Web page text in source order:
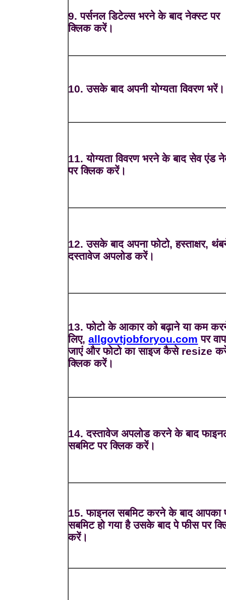
9. पर्सनल डिटेल्स भरने के बाद नेक्स्ट पर
क्लिक करें।
10. उसके बाद अपनी योग्यता विवरण भरें।
11. योग्यता विवरण भरने के बाद सेव एंड
पर क्लिक करें।
12. उसके बाद अपना फोटो, हस्ताक्षर,
दस्तावेज अपलोड करें।
13. फोटो के आकार को बढ़ाने या कम
लिए,allgovtjobforyou.com पर
जाएं और फोटो का साइज कैसे resize
क्लिक करें।
14. दस्तावेज अपलोड करने के बाद
सबमिट पर क्लिक करें।
15. फाइनल सबमिट करने के बाद आपका
सबमिट हो गया है उसके बाद पे फीस पर
करें।